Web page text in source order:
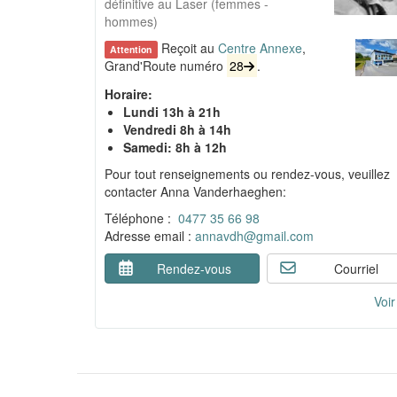
définitive au Laser (femmes -
hommes)
Attention Reçoit au Centre Annexe,
Grand'Route numéro 28
.
Horaire:
Lundi 13h à 21h
Vendredi 8h à 14h
Samedi: 8h à 12h
Pour tout renseignements ou rendez-vous, veuillez
contacter Anna Vanderhaeghen:
Téléphone : 0477 35 66 98
Adresse email : annavdh@gmail.com
Rendez-vous
Courriel